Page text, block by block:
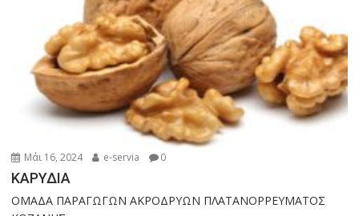
Μάι 16, 2024 e-servia 0
ΚΑΡΥΔΙΑ
ΟΜΑΔΑ ΠΑΡΑΓΩΓΩΝ ΑΚΡΟΔΡΥΩΝ ΠΛΑΤΑΝΟΡΡΕΥΜΑΤΟΣ